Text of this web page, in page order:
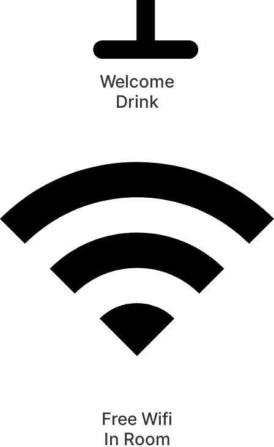
Welcome
Drink
Free Wifi
In Room